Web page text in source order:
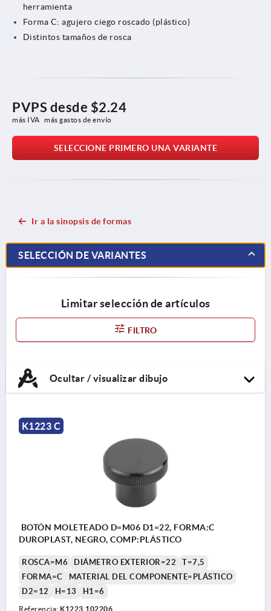
herramienta
Forma C: agujero ciego roscado (plástico)
Distintos tamaños de rosca
PVPS desde $2.24
más IVA más gastos de envío
SELECCIONE PRIMERO UNA VARIANTE
Ir a la sinopsis de formas
SELECCIÓN DE VARIANTES
Limitar selección de artículos
FILTRO
Ocultar / visualizar dibujo
K1223 C
BOTÓN MOLETEADO D=M06 D1=22, FORMA:C
DUROPLAST, NEGRO, COMP:PLÁSTICO
ROSCA=M6 DIÁMETRO EXTERIOR=22
T=7,5
FORMA=C
MATERIAL DEL COMPONENTE=PLÁSTICO
D2=12
H=13 H1=6
Referencia: K1223.102206